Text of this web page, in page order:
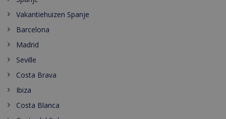
Vakantiehuizen Spanje
Barcelona
Madrid
Seville
Costa Brava
Ibiza
Costa Blanca